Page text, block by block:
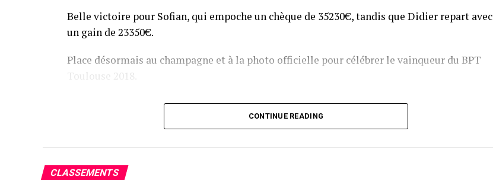
Belle victoire pour Sofian, qui empoche un chèque de 35230€, tandis que Didier repart avec
un gain de 23350€.
Place désormais au champagne et à la photo officielle pour célébrer le vainqueur du BPT
Toulouse 2018.
Assis devant une tonne, Sofian remporte le trophée du BPT Toulouse 2018, en costaud !
CONTINUE READING
CLASSEMENTS